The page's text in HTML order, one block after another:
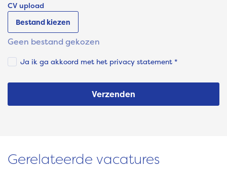
CV upload
Bestand kiezen
Geen bestand gekozen
Ja ik ga akkoord met het privacy statement *
Verzenden
Gerelateerde vacatures